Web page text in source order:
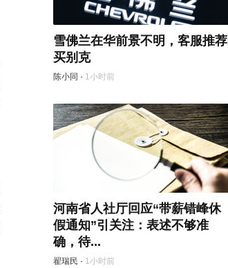
雪佛兰在华前景不明，客服推荐
买别克
陈小同 · 1小时前
河南省人社厅回应“带薪错峰休
假通知”引关注：表述不够准
确，待...
翟瑞民 · 1小时前